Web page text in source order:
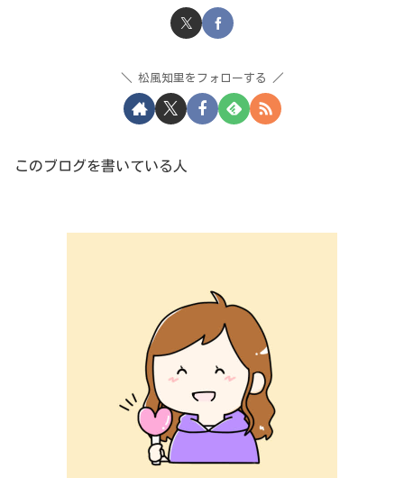
松風知里をフォローする
このブログを書いている人